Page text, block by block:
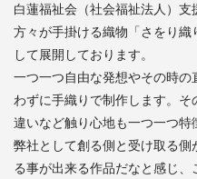
白蓮福祉会（社会福祉法人）
方々が手掛ける織物「さをり織
して展開しております。
一つ一つ自由な発想やその時
わずに手織りで制作します。
違いなど触り心地も一つ一つ特
弊社として創る側と受け取る
る事が出来る作品だなと感じ